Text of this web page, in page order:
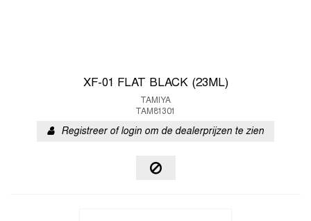
XF-01 FLAT BLACK (23ML)
TAMIYA
TAM81301
Registreer of login om de dealerprijzen te zien